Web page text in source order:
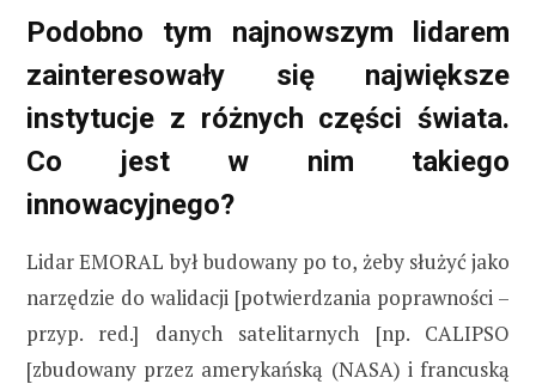
Podobno tym najnowszym lidarem
zainteresowały się największe
instytucje z różnych części świata.
Co jest w nim takiego
innowacyjnego?
Lidar EMORAL był budowany po to, żeby służyć jako
narzędzie do walidacji [potwierdzania poprawności –
przyp. red.] danych satelitarnych [np. CALIPSO
[zbudowany przez amerykańską (NASA) i francuską